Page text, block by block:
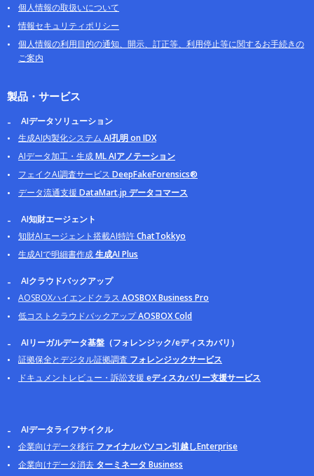
個人情報の取扱いについて
情報セキュリティポリシー
個人情報の利用目的の通知、開示、訂正等、利用停止等に関するお手続きの
ご案内
製品・サービス
AIデータソリューション
生成AI内製化システム AI孔明 on IDX
AIデータ加工・生成ML AIアノテーション
フェイクAI調査サービス DeepFakeForensics®
データ流通支援DataMart.jp データコマース
AI知財エージェント
知財AIエージェント搭載AI特許ChatTokkyo
生成AIで明細書作成生成AI Plus
AIクラウドバックアップ
AOSBOXハイエンドクラス AOSBOX Business Pro
低コストクラウドバックアップAOSBOX Cold
AIリーガルデータ基盤（フォレンジック/eディスカバリ）
証拠保全とデジタル証拠調査 フォレンジックサービス
ドキュメントレビュー・訴訟支援eディスカバリー支援サービス
AIデータライフサイクル
企業向けデータ移行 ファイナルパソコン引越しEnterprise
企業向けデータ消去 ターミネータ Business